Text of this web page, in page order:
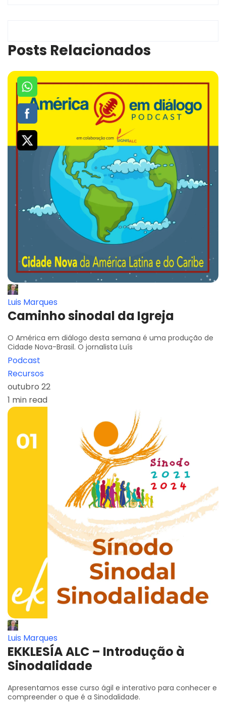
Posts Relacionados
Luis Marques
Caminho sinodal da Igreja
O América em diálogo desta semana é uma produção de
Cidade Nova-Brasil. O jornalista Luís
Podcast
Recursos
outubro 22
1 min read
Luis Marques
EKKLESÍA ALC – Introdução à
Sinodalidade
Apresentamos esse curso ágil e interativo para conhecer e
compreender o que é a Sinodalidade.